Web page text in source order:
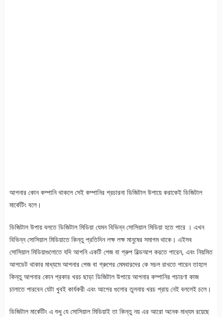
আপনার কোন কম্পানি থাকলে সেই কম্পানির প্রচারনা ডিজিটাল উপায়ে করাকেই ডিজিটাল
মার্কেটিং বলে।
ডিজিটাল উপায় বলতে ডিজিটাল মিডিয়া যেমন বিভিন্ন সোসিয়াল মিডিয়া হতে পারে । এখন
বিভিন্ন সোসিয়াল মিডিয়াতে কিন্তু প্রতিদিন লক্ষ লক্ষ মানুষের সমাগম থাকে। এইসব
সোসিয়াল মিডিয়াগুলোতে যদি আপনি একটি পেজ বা গ্রুপ বিল্ডআপ করতে পারেন, এবং নিয়মিত
আপডেট থাকার মাধ্যমে আপনার পেজ বা গ্রুপের মেমবারদের কে সচল রাখতে পারেন তাহলে
কিন্তু আপনার কোন প্রকার খরচ ছাড়া ডিজিটাল উপায়ে আপনার কম্পানির পচারণা কাজ
চালাতে পারবেন যেটা খুবই কার্যকরী এবং আগের গুলোর তুলনায় খরচ প্রায় নেই বললেই চলে।
ডিজিটাল মার্কেটিং এ শুধু যে সোসিয়াল মিডিয়াই তা কিন্তু নয় এর আরো অনেক মাধ্যম রয়েছে